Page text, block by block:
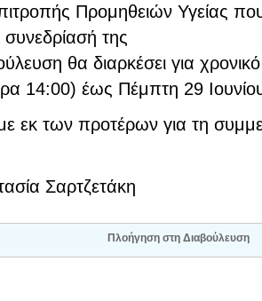
Προμηθειών Υγείας
της
θα διαρκέσει για
14:00) έως Πέμπτη 29
εκ των προτέρων για τη
Σαρτζετάκη
Πλοήγηση στη Διαβούλευση